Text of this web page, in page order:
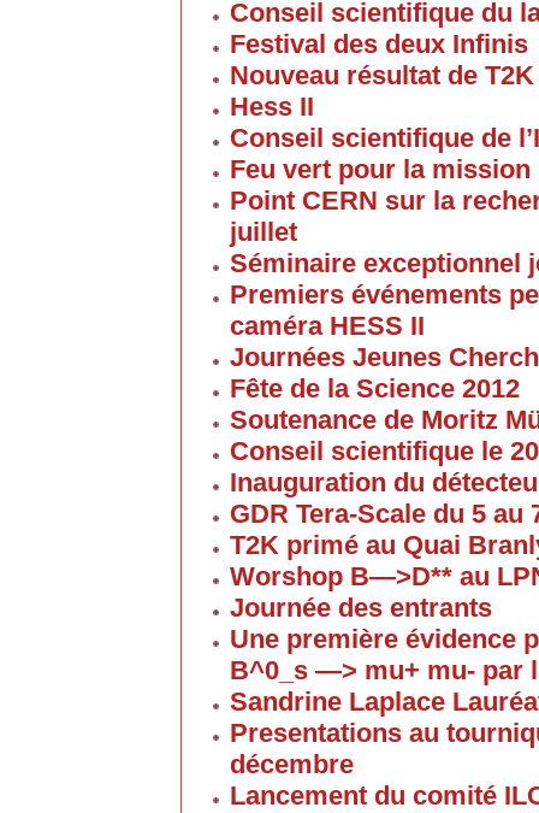
Conseil scientifique du
Festival des deux Infinis
Nouveau résultat de T2K
Hess II
Conseil scientifique de
Feu vert pour la
Point CERN sur la
juillet
Séminaire exceptionnel
Premiers événements
caméra HESS II
Journées Jeunes
Fête de la Science 2012
Soutenance de Moritz
Conseil scientifique le
Inauguration du
GDR Tera-Scale du 5
T2K primé au Quai
Worshop B—>D** au
Journée des entrants
Une première évidence
B^0_s —> mu+ mu- par
Sandrine Laplace
Presentations au
décembre
Lancement du comité